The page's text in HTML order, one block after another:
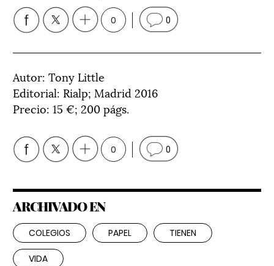
0 0
Autor: Tony Little
Editorial: Rialp; Madrid 2016
Precio: 15 €; 200 págs.
0 0
ARCHIVADO EN
COLEGIOS PAPEL TIENEN
VIDA